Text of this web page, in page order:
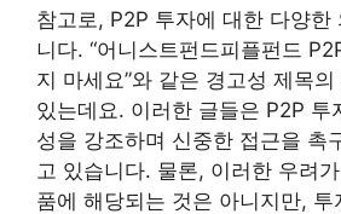
참고로, P2P 투자에 대한 다양한
니다. “어니스트펀드피플펀드
지 마세요”와 같은 경고성 제목
있는데요. 이러한 글들은 P2P 투
성을 강조하며 신중한 접근을 촉
고 있습니다. 물론, 이러한 우려
품에 해당되는 것은 아니지만,